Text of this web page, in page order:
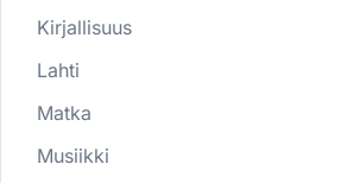
Kirjallisuus
Lahti
Matka
Musiikki